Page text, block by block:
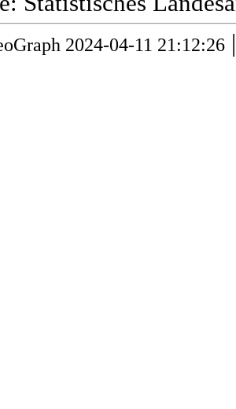
2024-04-11 21:12:26